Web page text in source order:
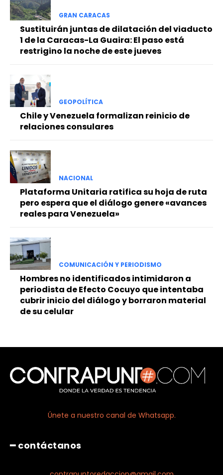
GRAN CARACAS
Sustituirán juntas de dilatación del viaducto
1 de la Caracas-La Guaira: El paso está
restrigino la noche de este jueves
GEOPOLÍTICA
Chile y Venezuela formalizan reinicio de
relaciones consulares
NACIONAL
Plataforma Unitaria ratifica su hoja de ruta
pero espera que el diálogo genere «avances
reales para Venezuela»
COMUNICACIÓN Y PERIODISMO
Hombres no identificados intimidaron a
periodista de Efecto Cocuyo que intentaba
cubrir inicio del diálogo y borraron material
de su celular
Únete a nuestro canal de Whatsapp.
━ contáctanos